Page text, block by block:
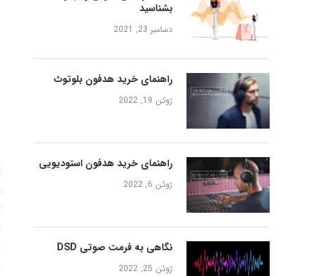
بشناسید
دسامبر 23, 2021
راهنمای خرید هدفون بلوتوث
ژوئن 19, 2022
راهنمای خرید هدفون استودیویی
ژوئن 6, 2022
نگاهی به فرمت صوتی DSD
ژوئن 25, 2022